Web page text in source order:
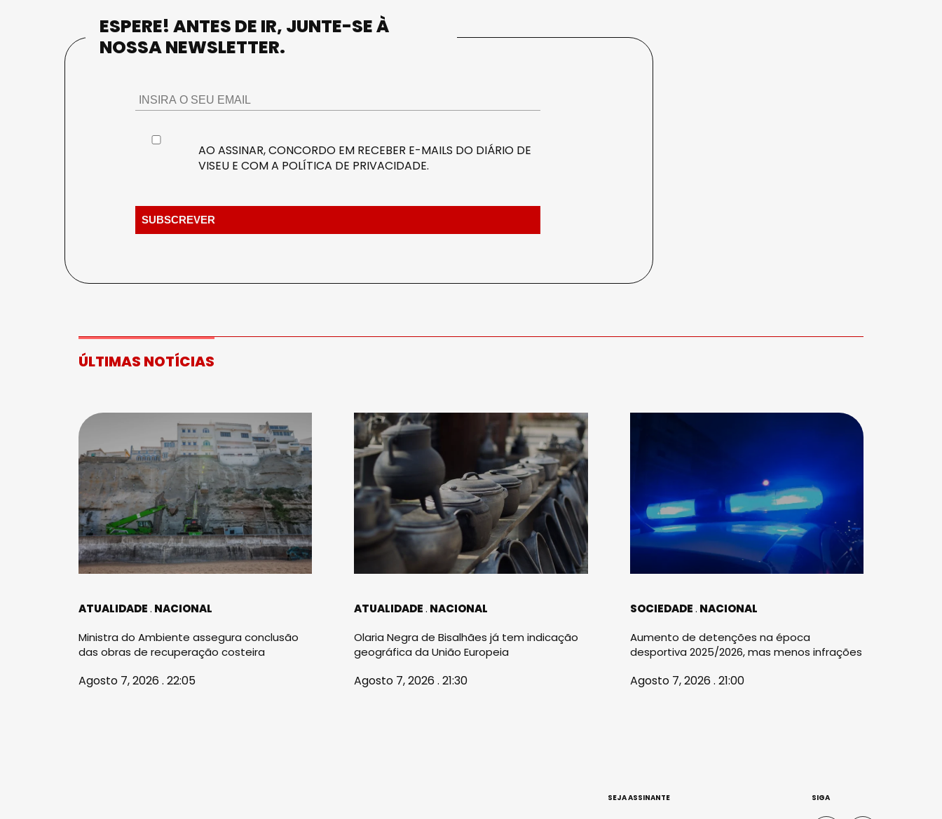
ESPERE! ANTES DE IR, JUNTE-SE À
NOSSA NEWSLETTER.
AO ASSINAR, CONCORDO EM RECEBER E-MAILS DO DIÁRIO DE
VISEU E COM A POLÍTICA DE PRIVACIDADE.
ÚLTIMAS NOTÍCIAS
ATUALIDADE NACIONAL
Ministra do Ambiente assegura conclusão
das obras de recuperação costeira
Agosto 7, 2026 . 22:05
ATUALIDADE NACIONAL
Olaria Negra de Bisalhães já tem indicação
geográfica da União Europeia
Agosto 7, 2026 . 21:30
SOCIEDADE NACIONAL
Aumento de detenções na época
desportiva 2025/2026, mas menos infrações
Agosto 7, 2026 . 21:00
SEJA ASSINANTE SIGA